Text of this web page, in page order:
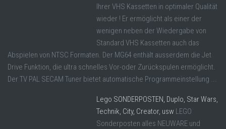
Ihrer VHS Kassetten in optimaler Qualität
wieder ! Er ermöglicht als einer der
wenigen neben der Wiedergabe von
Standard VHS Kassetten auch das
Abspielen von NTSC Formaten. Der MG64 enthält ausserdem die Jet
Drive Funktion, die ultra schnelles Vor-oder Zurückspulen ermöglicht.
Der TV PAL SECAM Tuner bietet automatische Programmeinstellung ...
Lego SONDERPOSTEN, Duplo, Star Wars,
Technik, City, Creator, usw LEGO
Sonderposten alles NEUWARE und